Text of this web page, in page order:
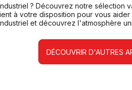
? Découvrez notre
à votre disposition pour vous
et découvrez l'atmosphère
DÉCOUVRIR D'AUTRES